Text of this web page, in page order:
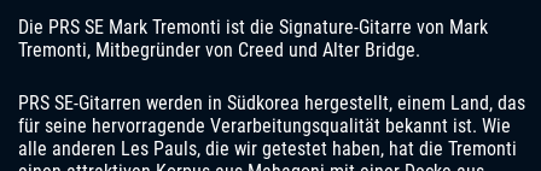
Die PRS SE Mark Tremonti ist die Signature-Gitarre von Mark
Tremonti, Mitbegründer von Creed und Alter Bridge.
PRS SE-Gitarren werden in Südkorea hergestellt, einem Land, das
für seine hervorragende Verarbeitungsqualität bekannt ist. Wie
alle anderen Les Pauls, die wir getestet haben, hat die Tremonti